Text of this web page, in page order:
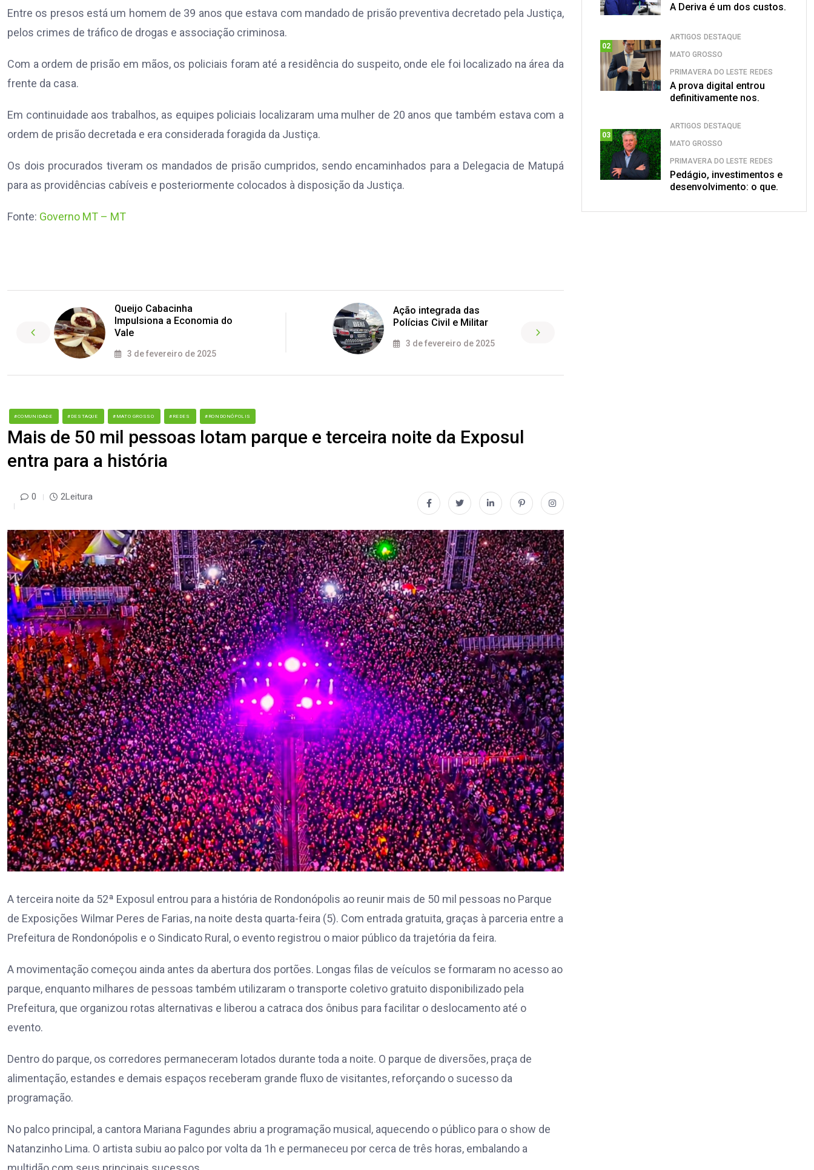
Entre os presos está um homem de 39 anos que estava com mandado de prisão preventiva decretado pela Justiça,
pelos crimes de tráfico de drogas e associação criminosa.
Com a ordem de prisão em mãos, os policiais foram até a residência do suspeito, onde ele foi localizado na área da
frente da casa.
Em continuidade aos trabalhos, as equipes policiais localizaram uma mulher de 20 anos que também estava com a
ordem de prisão decretada e era considerada foragida da Justiça.
Os dois procurados tiveram os mandados de prisão cumpridos, sendo encaminhados para a Delegacia de Matupá
para as providências cabíveis e posteriormente colocados à disposição da Justiça.
Fonte: Governo MT – MT
Queijo Cabacinha
Impulsiona a Economia do
Vale
3 de fevereiro de 2025
Ação integrada das
Polícias Civil e Militar
3 de fevereiro de 2025
#COMUNIDADE #DESTAQUE #MATO GROSSO #REDES #RONDONÓPOLIS
Mais de 50 mil pessoas lotam parque e terceira noite da Exposul
entra para a história
0 2Leitura
A terceira noite da 52ª Exposul entrou para a história de Rondonópolis ao reunir mais de 50 mil pessoas no Parque
de Exposições Wilmar Peres de Farias, na noite desta quarta-feira (5). Com entrada gratuita, graças à parceria entre a
Prefeitura de Rondonópolis e o Sindicato Rural, o evento registrou o maior público da trajetória da feira.
A movimentação começou ainda antes da abertura dos portões. Longas filas de veículos se formaram no acesso ao
parque, enquanto milhares de pessoas também utilizaram o transporte coletivo gratuito disponibilizado pela
Prefeitura, que organizou rotas alternativas e liberou a catraca dos ônibus para facilitar o deslocamento até o
evento.
Dentro do parque, os corredores permaneceram lotados durante toda a noite. O parque de diversões, praça de
alimentação, estandes e demais espaços receberam grande fluxo de visitantes, reforçando o sucesso da
programação.
No palco principal, a cantora Mariana Fagundes abriu a programação musical, aquecendo o público para o show de
Natanzinho Lima. O artista subiu ao palco por volta da 1h e permaneceu por cerca de três horas, embalando a
A Deriva é um dos custos.
02
ARTIGOS DESTAQUE
MATO GROSSO
PRIMAVERA DO LESTE REDES
A prova digital entrou
definitivamente nos.
03
ARTIGOS DESTAQUE
MATO GROSSO
PRIMAVERA DO LESTE REDES
Pedágio, investimentos e
desenvolvimento: o que.